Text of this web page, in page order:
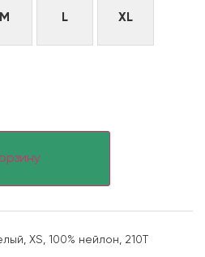
M L XL
XS, 100% нейлон, 210Т